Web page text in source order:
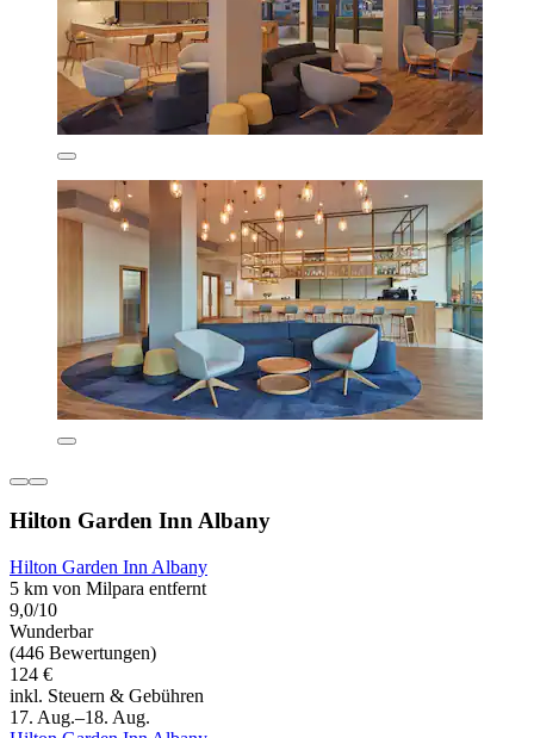
Hilton Garden Inn Albany
Hilton Garden Inn Albany
5 km von Milpara entfernt
9,0/10
Wunderbar
(446 Bewertungen)
124 €
inkl. Steuern & Gebühren
17. Aug.–18. Aug.